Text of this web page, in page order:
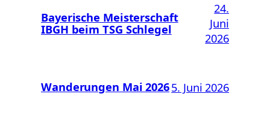
Bayerische Meisterschaft
IBGH beim TSG Schlegel
24.
Juni
2026
Wanderungen Mai 20265. Juni 2026